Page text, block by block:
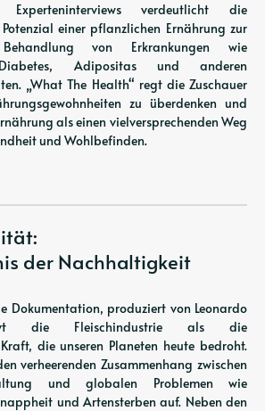
Experteninterviews verdeutlicht die
einer pflanzlichen Ernährung zur
von Erkrankungen wie
Diabetes, Adipositas und anderen
„What The Health“ regt die Zuschauer
zu überdenken und
als einen vielversprechenden Weg
und Wohlbefinden.
der Nachhaltigkeit
Dokumentation, produziert von Leonardo
die Fleischindustrie als die
die unseren Planeten heute bedroht.
verheerenden Zusammenhang zwischen
und globalen Problemen wie
und Artensterben auf. Neben den